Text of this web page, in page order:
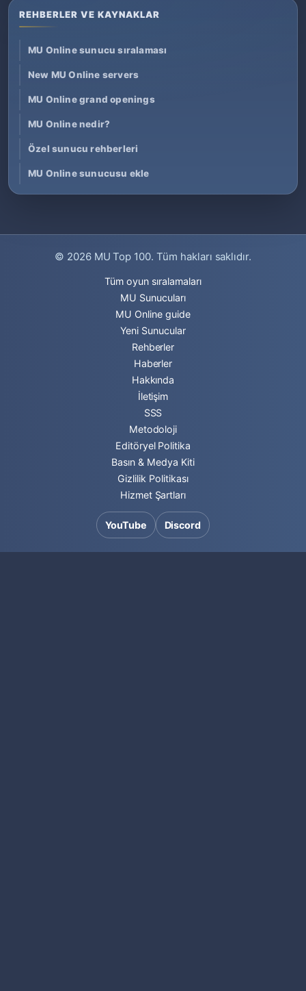
REHBERLER VE KAYNAKLAR
MU Online sunucu sıralaması
New MU Online servers
MU Online grand openings
MU Online nedir?
Özel sunucu rehberleri
MU Online sunucusu ekle
© 2026 MU Top 100. Tüm hakları saklıdır.
Tüm oyun sıralamaları
MU Sunucuları
MU Online guide
Yeni Sunucular
Rehberler
Haberler
Hakkında
İletişim
SSS
Metodoloji
Editöryel Politika
Basın & Medya Kiti
Gizlilik Politikası
Hizmet Şartları
YouTube Discord